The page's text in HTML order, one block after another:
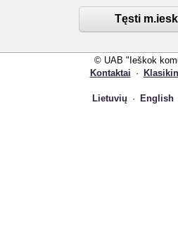
Tęsti
© UAB "Ieškok
Kontaktai ·
Lietuvių · English